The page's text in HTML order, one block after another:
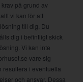
på grund av
vi kan för att
till dig. Du
dig i befintligt skick
Vi kan inte
vare sig
resultera i eventuella
och ansvar. Dessa